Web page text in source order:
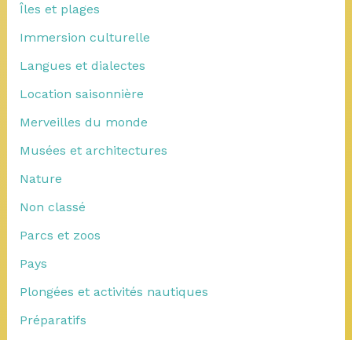
Îles et plages
Immersion culturelle
Langues et dialectes
Location saisonnière
Merveilles du monde
Musées et architectures
Nature
Non classé
Parcs et zoos
Pays
Plongées et activités nautiques
Préparatifs